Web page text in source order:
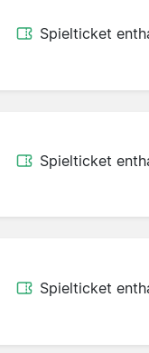
Spielticket
Spielticket
Spielticket